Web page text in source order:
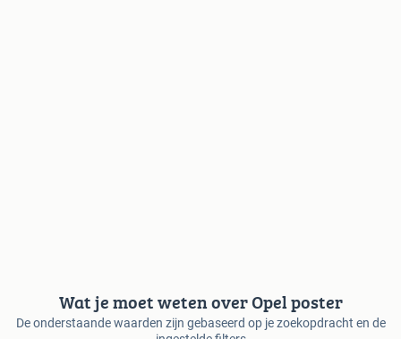
Wat je moet weten over Opel poster
De onderstaande waarden zijn gebaseerd op je zoekopdracht en de